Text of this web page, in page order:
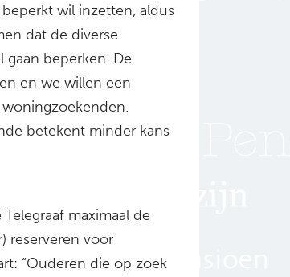
wil inzetten, aldus
dat de diverse
gaan beperken. De
en we willen een
betekent minder kans
maximaal de
reserveren voor
“Ouderen die op zoek